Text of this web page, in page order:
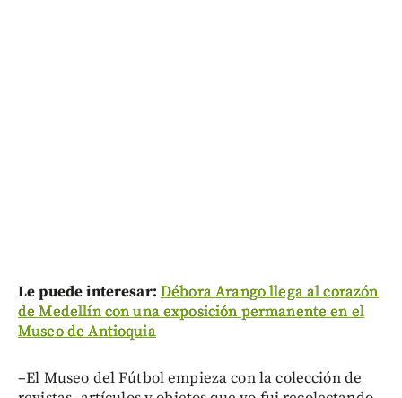
Le puede interesar: Débora Arango llega al corazón
de Medellín con una exposición permanente en el
Museo de Antioquia
–El Museo del Fútbol empieza con la colección de